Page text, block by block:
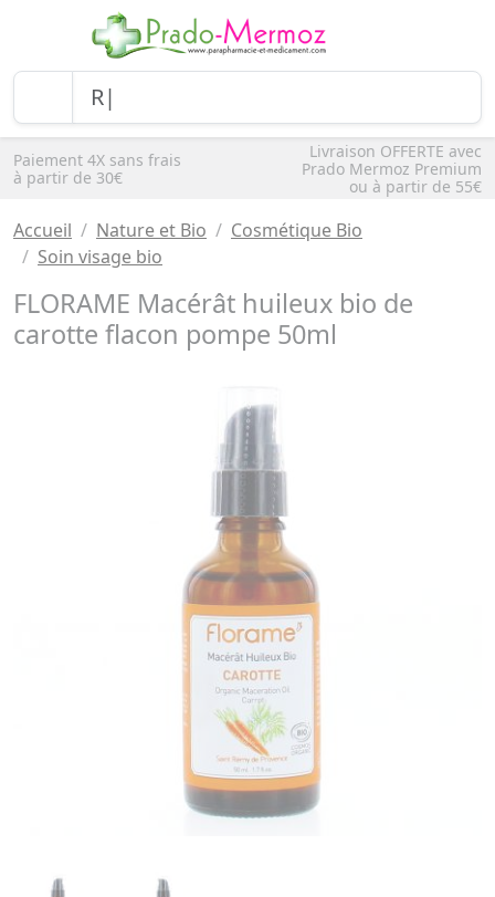
Paiement 4X sans frais
à partir de 30€
Livraison OFFERTE avec
Prado Mermoz Premium
ou à partir de 55€
Accueil Nature et Bio
Cosmétique Bio
Soin visage bio
FLORAME Macérât huileux bio de
carotte flacon pompe 50ml